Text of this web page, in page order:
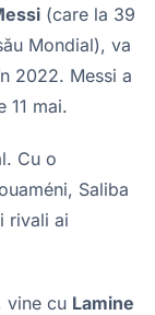
(care la 39
Mondial), va
2022. Messi a
11 mai.
Cu o
Saliba
rivali ai
vine cu Lamine